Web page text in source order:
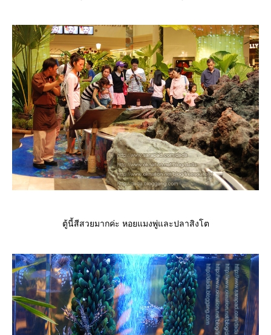
ตู้นี้สีสวยมากค่ะ หอยแมงพู่และปลาสิงโต